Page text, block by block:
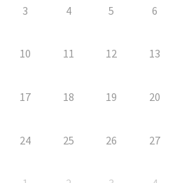
3 4 5 6
10 11 12 13
17 18 19 20
24 25 26 27